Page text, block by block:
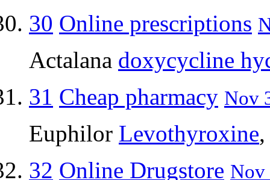
30 Online prescriptions
Actalana doxycycline
31 Cheap pharmacy Nov
Euphilor Levothyroxine
32 Online Drugstore Nov